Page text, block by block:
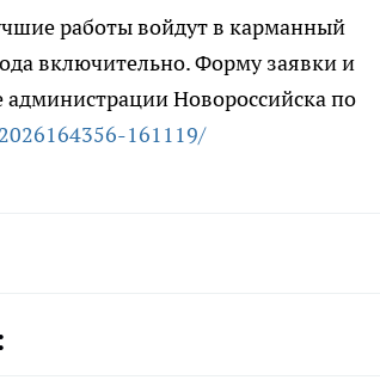
работы войдут в карманный
включительно. Форму заявки и
Новороссийска по
161119/